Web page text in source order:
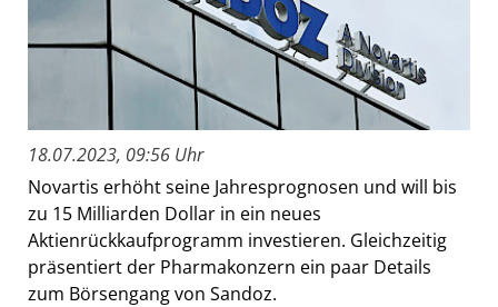
18.07.2023, 09:56 Uhr
Novartis erhöht seine Jahresprognosen und will bis
zu 15 Milliarden Dollar in ein neues
Aktienrückkaufprogramm investieren. Gleichzeitig
präsentiert der Pharmakonzern ein paar Details
zum Börsengang von Sandoz.